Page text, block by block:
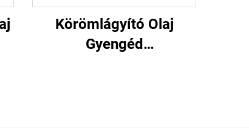
Körömlágyító Olaj
Gyengéd